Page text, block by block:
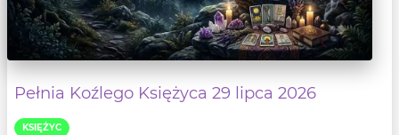
Pełnia Koźlego Księżyca 29 lipca 2026
KSIĘŻYC